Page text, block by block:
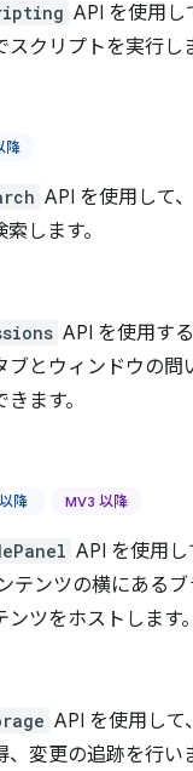
API を使用し
スクリプトを実行し
降
API を使用して
します。
API を使用す
ブとウィンドウの問
ます。
降 MV3 以降
API を使用
テンツの横にある
ツをホストします。
API を使用して
変更の追跡を行い